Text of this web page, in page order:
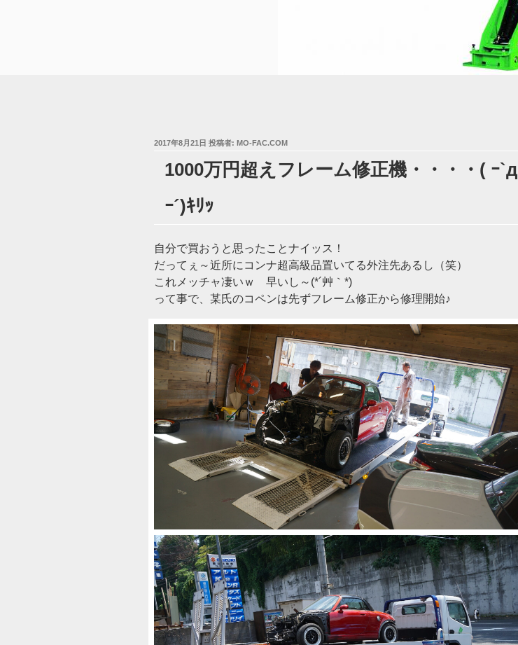
投
2017年8月21日 投稿者: MO-FAC.COM
1000万円超えフレーム修正機・・・・( ｰ`д
ｰ´)ｷﾘｯ
自分で買おうと思ったことナイッス！
だってぇ～近所にコンナ超高級品置いてる外注先あるし（笑）
これメッチャ凄いｗ 早いし～(*´艸｀*)
って事で、某氏のコペンは先ずフレーム修正から修理開始♪